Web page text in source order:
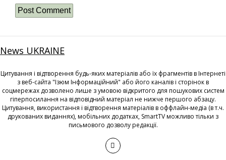
News UKRAINE
Цитування і відтворення будь-яких матеріалів або їх фрагментів в Інтернеті
з веб-сайта "Ізюм Інформаційний" або його каналів і сторінок в
соцмережах дозволено лише з умовою відкритого для пошукових систем
гіперпосилання на відповідний матеріал не нижче першого абзацу.
Цитування, використання і відтворення матеріалів в оффлайн-медіа (в т.ч.
друкованих виданнях), мобільних додатках, SmartTV можливо тільки з
письмового дозволу редакції.